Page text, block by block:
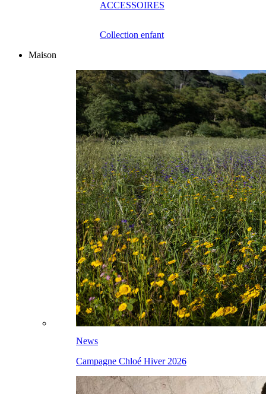
ACCESSOIRES
Collection enfant
Maison
News
Campagne Chloé Hiver 2026